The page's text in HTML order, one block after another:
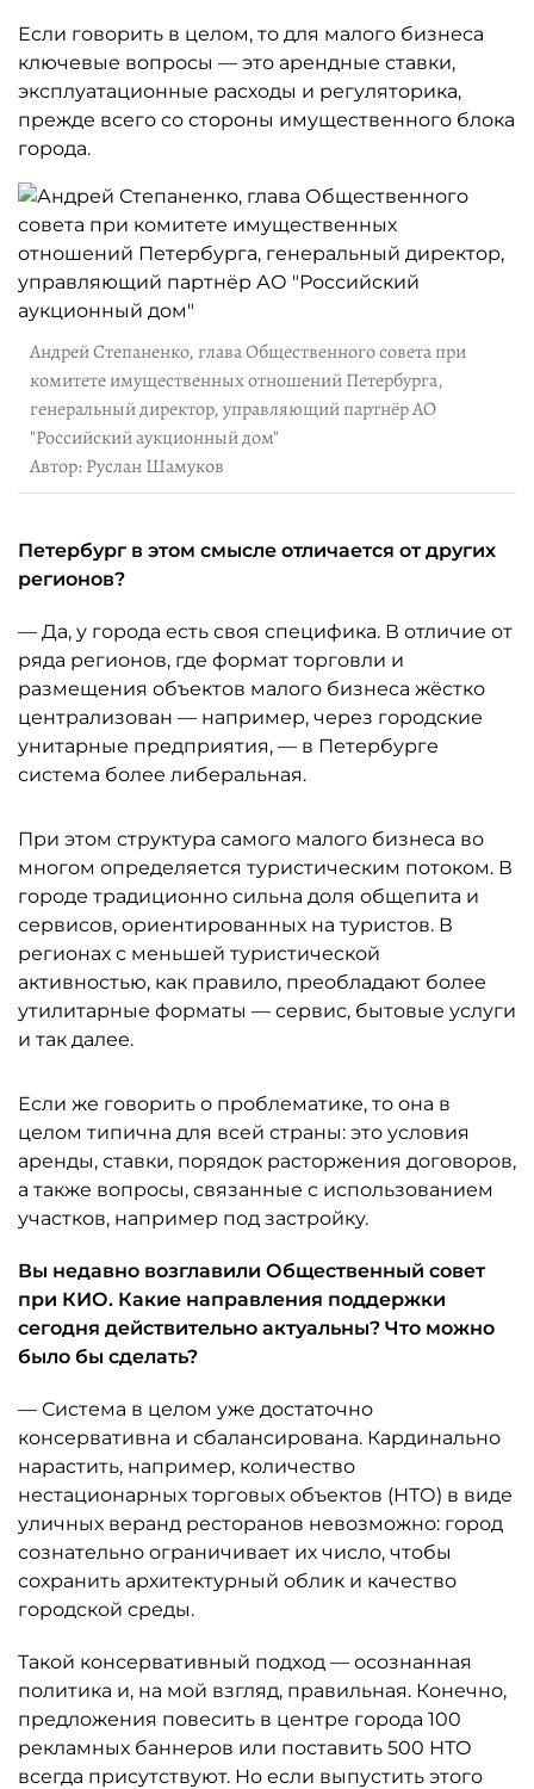
Если говорить в целом, то для малого бизнеса
ключевые вопросы — это арендные ставки,
эксплуатационные расходы и регуляторика,
прежде всего со стороны имущественного блока
города.
Андрей Степаненко, глава Общественного совета при
комитете имущественных отношений Петербурга,
генеральный директор, управляющий партнёр АО
"Российский аукционный дом"
Автор: Руслан Шамуков
Петербург в этом смысле отличается от других
регионов?
— Да, у города есть своя специфика. В отличие от
ряда регионов, где формат торговли и
размещения объектов малого бизнеса жёстко
централизован — например, через городские
унитарные предприятия, — в Петербурге
система более либеральная.
При этом структура самого малого бизнеса во
многом определяется туристическим потоком. В
городе традиционно сильна доля общепита и
сервисов, ориентированных на туристов. В
регионах с меньшей туристической
активностью, как правило, преобладают более
утилитарные форматы — сервис, бытовые услуги
и так далее.
Если же говорить о проблематике, то она в
целом типична для всей страны: это условия
аренды, ставки, порядок расторжения договоров,
а также вопросы, связанные с использованием
участков, например под застройку.
Вы недавно возглавили Общественный совет
при КИО. Какие направления поддержки
сегодня действительно актуальны? Что можно
было бы сделать?
— Система в целом уже достаточно
консервативна и сбалансирована. Кардинально
нарастить, например, количество
нестационарных торговых объектов (НТО) в виде
уличных веранд ресторанов невозможно: город
сознательно ограничивает их число, чтобы
сохранить архитектурный облик и качество
городской среды.
Такой консервативный подход — осознанная
политика и, на мой взгляд, правильная. Конечно,
предложения повесить в центре города 100
рекламных баннеров или поставить 500 НТО
всегда присутствуют. Но если выпустить этого